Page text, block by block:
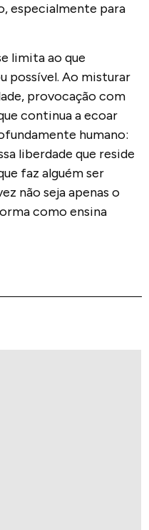
especialmente para
limita ao que
possível. Ao misturar
provocação com
continua a ecoar
humano:
liberdade que reside
faz alguém ser
não seja apenas o
como ensina